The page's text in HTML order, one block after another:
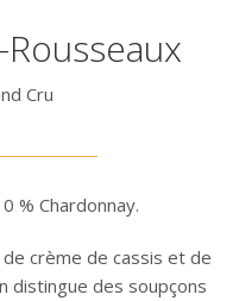
Cru
% Chardonnay.
crème de cassis et de
distingue des soupçons